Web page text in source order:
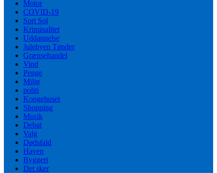
Motor
COVID-19
Sort Sol
Kriminalitet
Uddannelse
Julebyen Tønder
Grænsehandel
Vind
Penge
Miljø
politi
Kongehuset
Shopping
Musik
Debat
Valg
Dødsfald
Haven
Byggeri
Det sker